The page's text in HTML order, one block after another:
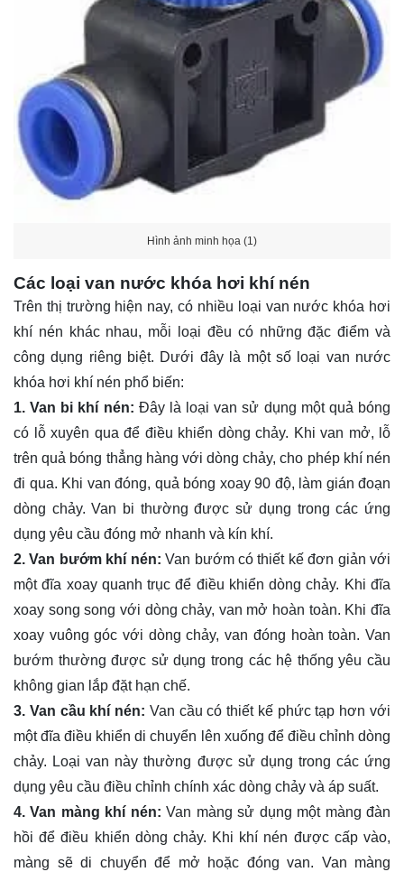
Hình ảnh minh họa (1)
Các loại van nước khóa hơi khí nén
Trên thị trường hiện nay, có nhiều loại van nước khóa hơi
khí nén khác nhau, mỗi loại đều có những đặc điểm và
công dụng riêng biệt. Dưới đây là một số loại van nước
khóa hơi khí nén phổ biến:
1. Van bi khí nén: Đây là loại van sử dụng một quả bóng
có lỗ xuyên qua để điều khiển dòng chảy. Khi van mở, lỗ
trên quả bóng thẳng hàng với dòng chảy, cho phép khí nén
đi qua. Khi van đóng, quả bóng xoay 90 độ, làm gián đoạn
dòng chảy. Van bi thường được sử dụng trong các ứng
dụng yêu cầu đóng mở nhanh và kín khí.
2. Van bướm khí nén: Van bướm có thiết kế đơn giản với
một đĩa xoay quanh trục để điều khiển dòng chảy. Khi đĩa
xoay song song với dòng chảy, van mở hoàn toàn. Khi đĩa
xoay vuông góc với dòng chảy, van đóng hoàn toàn. Van
bướm thường được sử dụng trong các hệ thống yêu cầu
không gian lắp đặt hạn chế.
3. Van cầu khí nén: Van cầu có thiết kế phức tạp hơn với
một đĩa điều khiển di chuyển lên xuống để điều chỉnh dòng
chảy. Loại van này thường được sử dụng trong các ứng
dụng yêu cầu điều chỉnh chính xác dòng chảy và áp suất.
4. Van màng khí nén: Van màng sử dụng một màng đàn
hồi để điều khiển dòng chảy. Khi khí nén được cấp vào,
màng sẽ di chuyển để mở hoặc đóng van. Van màng